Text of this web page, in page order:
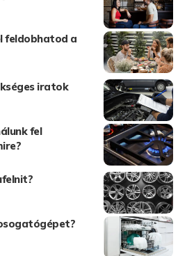
feldobhatod a
iratok
fel